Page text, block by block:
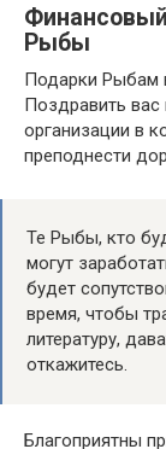
Рыбы
Подарки Рыбам
Поздравить вас
организации в
преподнести
Те Рыбы, кто
могут
будет
время, чтобы
литературу,
откажитесь.
Благоприятны